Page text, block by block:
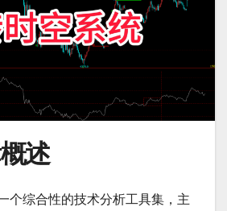
述
个综合性的技术分析工具集，主